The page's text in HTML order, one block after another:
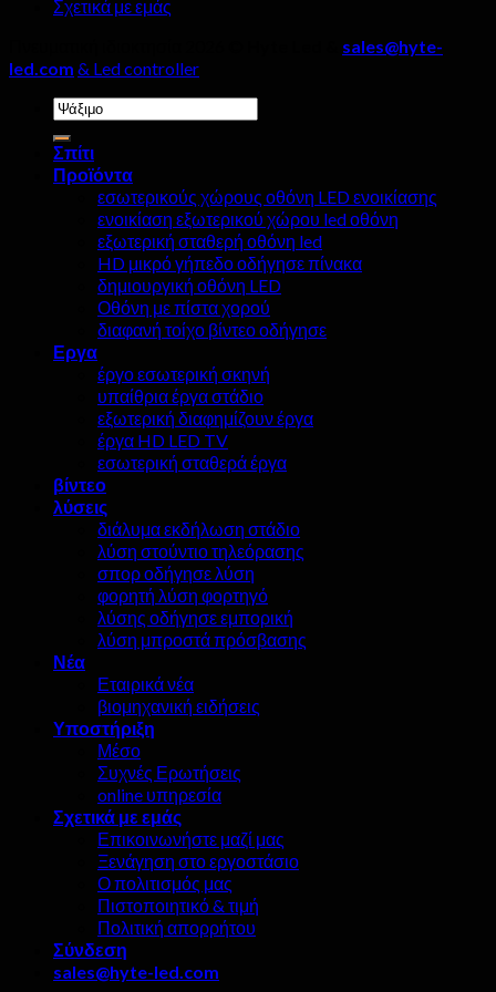
Σχετικά με εμάς
sales@hyte-
led.com & Led controller
Ψάχνω
για:
Σπίτι
Προϊόντα
εσωτερικούς χώρους οθόνη LED ενοικίασης
ενοικίαση εξωτερικού χώρου led οθόνη
εξωτερική σταθερή οθόνη led
HD μικρό γήπεδο οδήγησε πίνακα
δημιουργική οθόνη LED
Οθόνη με πίστα χορού
διαφανή τοίχο βίντεο οδήγησε
Εργα
έργο εσωτερική σκηνή
υπαίθρια έργα στάδιο
εξωτερική διαφημίζουν έργα
έργα HD LED TV
εσωτερική σταθερά έργα
βίντεο
λύσεις
διάλυμα εκδήλωση στάδιο
λύση στούντιο τηλεόρασης
σπορ οδήγησε λύση
φορητή λύση φορτηγό
λύσης οδήγησε εμπορική
λύση μπροστά πρόσβασης
Νέα
Εταιρικά νέα
βιομηχανική ειδήσεις
Υποστήριξη
Μέσο
Συχνές Ερωτήσεις
online υπηρεσία
Σχετικά με εμάς
Επικοινωνήστε μαζί μας
Ξενάγηση στο εργοστάσιο
Ο πολιτισμός μας
Πιστοποιητικό & τιμή
Πολιτική απορρήτου
Σύνδεση
sales@hyte-led.com